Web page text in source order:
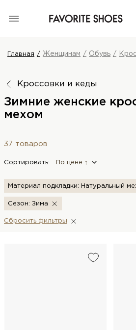
Главная Женщинам Обувь
Кроссовки и кеды
Зимние женские
мехом
37 товаров
Сортировать: По цене ↑
Материал подкладки: Натуральный
Сезон: Зима
Сбросить фильтры